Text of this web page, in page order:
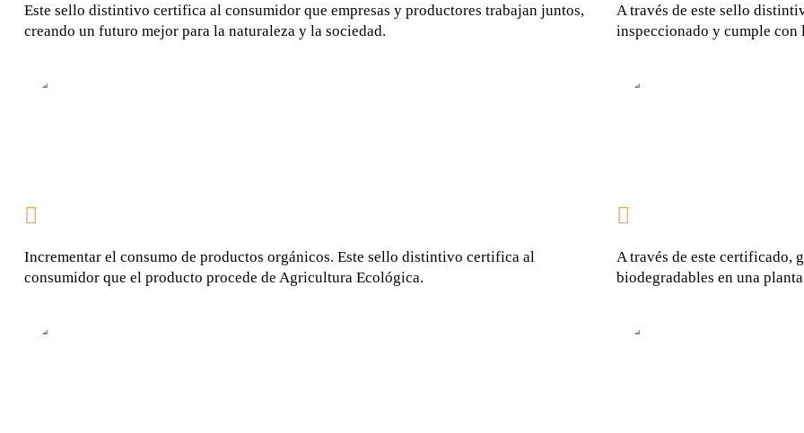
Este sello distintivo certifica al consumidor que empresas y productores trabajan juntos,
creando un futuro mejor para la naturaleza y la sociedad.
A través de este sello
inspeccionado y cumple con
Incrementar el consumo de productos orgánicos. Este sello distintivo certifica al
consumidor que el producto procede de Agricultura Ecológica.
A través de este certificado,
biodegradables en una